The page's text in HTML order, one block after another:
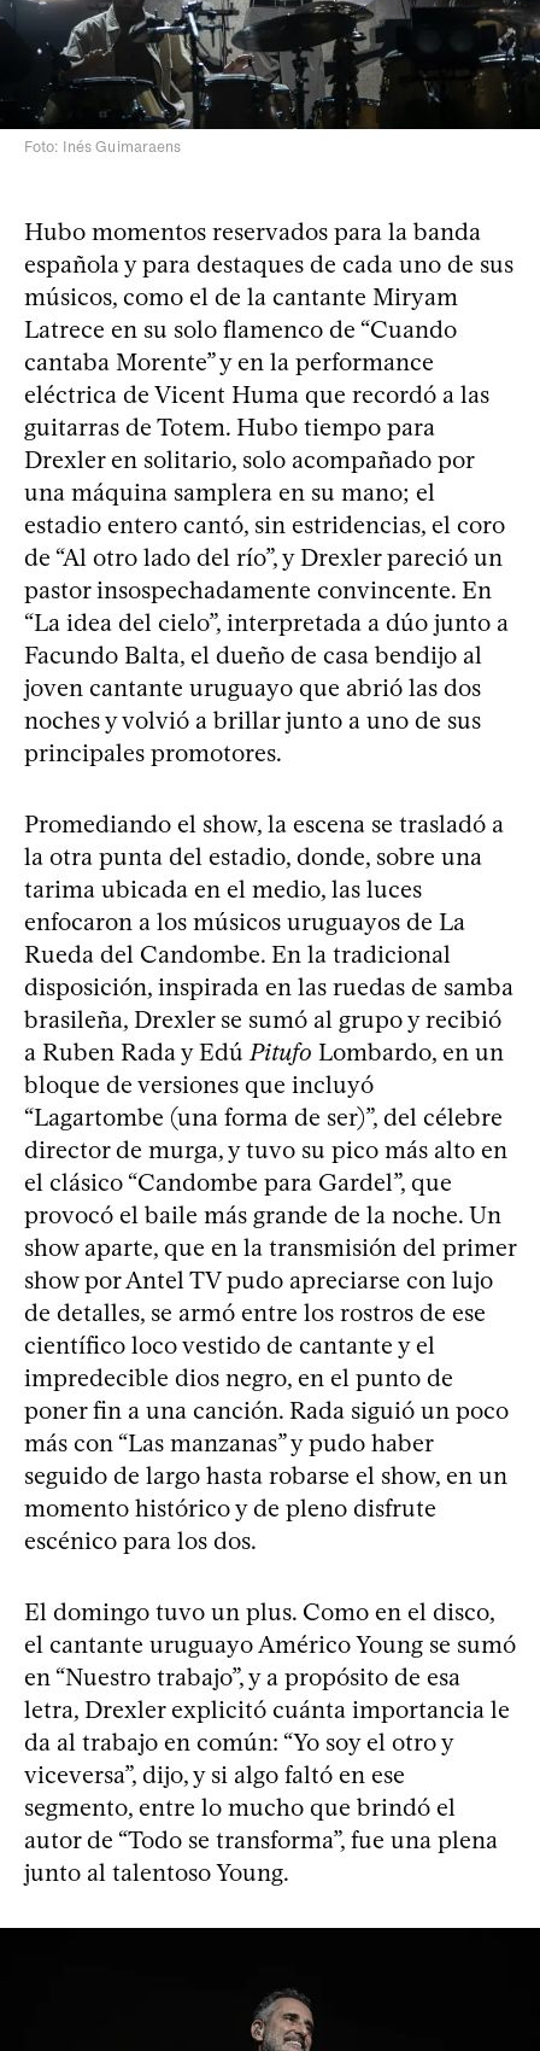
Foto: Inés Guimaraens
Hubo momentos reservados para la banda
española y para destaques de cada uno de sus
músicos, como el de la cantante Miryam
Latrece en su solo flamenco de “Cuando
cantaba Morente” y en la performance
eléctrica de Vicent Huma que recordó a las
guitarras de Totem. Hubo tiempo para
Drexler en solitario, solo acompañado por
una máquina samplera en su mano; el
estadio entero cantó, sin estridencias, el coro
de “Al otro lado del río”, y Drexler pareció un
pastor insospechadamente convincente. En
“La idea del cielo”, interpretada a dúo junto a
Facundo Balta, el dueño de casa bendijo al
joven cantante uruguayo que abrió las dos
noches y volvió a brillar junto a uno de sus
principales promotores.
Promediando el show, la escena se trasladó a
la otra punta del estadio, donde, sobre una
tarima ubicada en el medio, las luces
enfocaron a los músicos uruguayos de La
Rueda del Candombe. En la tradicional
disposición, inspirada en las ruedas de samba
brasileña, Drexler se sumó al grupo y recibió
a Ruben Rada y EdúPitufo Lombardo, en un
bloque de versiones que incluyó
“Lagartombe (una forma de ser)”, del célebre
director de murga, y tuvo su pico más alto en
el clásico “Candombe para Gardel”, que
provocó el baile más grande de la noche. Un
show aparte, que en la transmisión del primer
show por Antel TV pudo apreciarse con lujo
de detalles, se armó entre los rostros de ese
científico loco vestido de cantante y el
impredecible dios negro, en el punto de
poner fin a una canción. Rada siguió un poco
más con “Las manzanas” y pudo haber
seguido de largo hasta robarse el show, en un
momento histórico y de pleno disfrute
escénico para los dos.
El domingo tuvo un plus. Como en el disco,
el cantante uruguayo Américo Young se sumó
en “Nuestro trabajo”, y a propósito de esa
letra, Drexler explicitó cuánta importancia le
da al trabajo en común: “Yo soy el otro y
viceversa”, dijo, y si algo faltó en ese
segmento, entre lo mucho que brindó el
autor de “Todo se transforma”, fue una plena
junto al talentoso Young.